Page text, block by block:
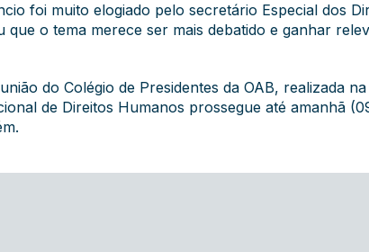
foi muito elogiado pelo secretário Especial dos
o tema merece ser mais debatido e ganhar
do Colégio de Presidentes da OAB, realizada
de Direitos Humanos prossegue até amanhã